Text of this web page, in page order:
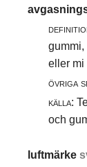
gummi,
eller mi
övriga
källa:
och
luftmärke